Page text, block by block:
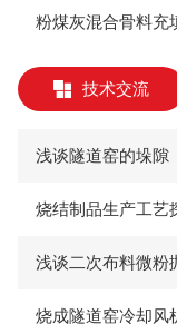
粉煤灰混合骨料充
技术交流
浅谈隧道窑的垛隙
烧结制品生产工艺
浅谈二次布料微粉
烧成隧道窑冷却风